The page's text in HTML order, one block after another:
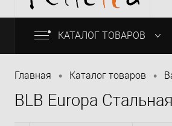
info@felicita-crimea.ru
КАТАЛОГ ТОВАРОВ
Главная • Каталог товаров •
BLB Europa